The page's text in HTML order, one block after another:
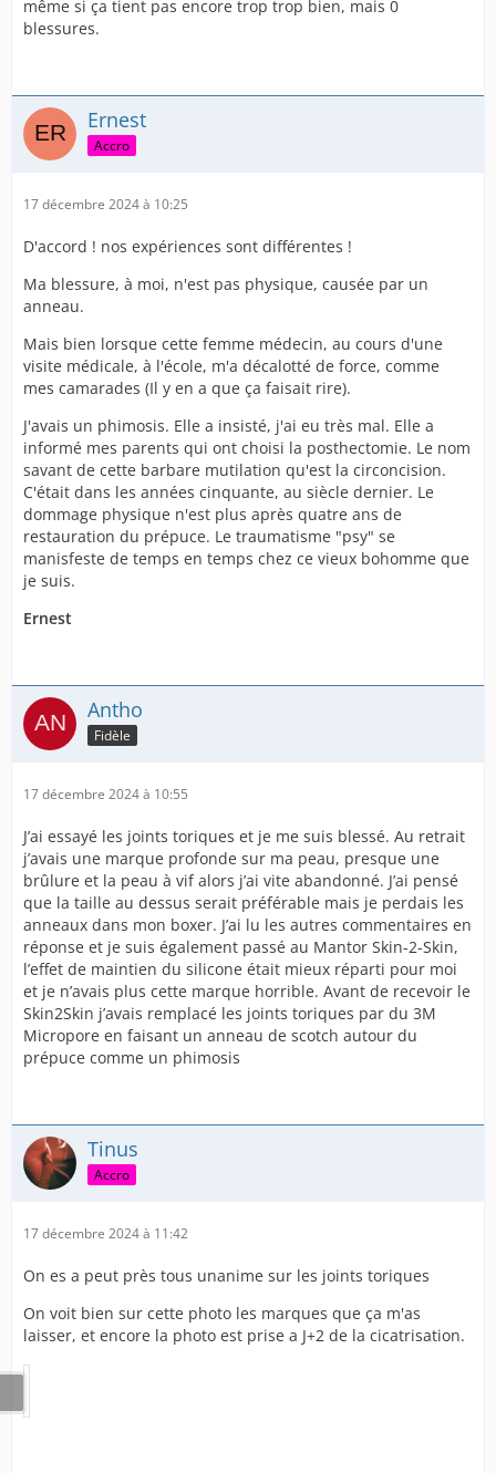
même si ça tient pas encore trop trop bien, mais 0
blessures.
Ernest
Accro
17 décembre 2024 à 10:25
D'accord ! nos expériences sont différentes !
Ma blessure, à moi, n'est pas physique, causée par un
anneau.
Mais bien lorsque cette femme médecin, au cours d'une
visite médicale, à l'école, m'a décalotté de force, comme
mes camarades (Il y en a que ça faisait rire).
J'avais un phimosis. Elle a insisté, j'ai eu très mal. Elle a
informé mes parents qui ont choisi la posthectomie. Le nom
savant de cette barbare mutilation qu'est la circoncision.
C'était dans les années cinquante, au siècle dernier. Le
dommage physique n'est plus après quatre ans de
restauration du prépuce. Le traumatisme "psy" se
manisfeste de temps en temps chez ce vieux bohomme que
je suis.
Ernest
Antho
Fidèle
17 décembre 2024 à 10:55
J’ai essayé les joints toriques et je me suis blessé. Au retrait
j’avais une marque profonde sur ma peau, presque une
brûlure et la peau à vif alors j’ai vite abandonné. J’ai pensé
que la taille au dessus serait préférable mais je perdais les
anneaux dans mon boxer. J’ai lu les autres commentaires en
réponse et je suis également passé au Mantor Skin-2-Skin,
l’effet de maintien du silicone était mieux réparti pour moi
et je n’avais plus cette marque horrible. Avant de recevoir le
Skin2Skin j’avais remplacé les joints toriques par du 3M
Micropore en faisant un anneau de scotch autour du
prépuce comme un phimosis
Tinus
Accro
17 décembre 2024 à 11:42
On es a peut près tous unanime sur les joints toriques
On voit bien sur cette photo les marques que ça m'as
laisser, et encore la photo est prise a J+2 de la cicatrisation.